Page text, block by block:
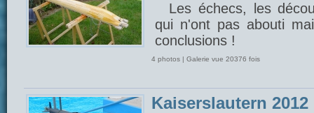
Les échecs, les
qui n'ont pas abouti
conclusions !
4 photos | Galerie vue 20376 fois
Kaiserslautern 2012